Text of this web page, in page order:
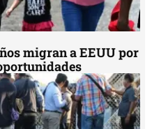
migran a EEUU por